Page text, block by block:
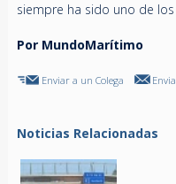
siempre ha sido uno de
Por MundoMarítimo
Enviar a un Colega
Noticias Relacionadas